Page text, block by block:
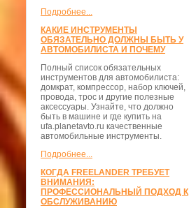
Подробнее...
КАКИЕ ИНСТРУМЕНТЫ
ОБЯЗАТЕЛЬНО ДОЛЖНЫ БЫТЬ У
АВТОМОБИЛИСТА И ПОЧЕМУ
Полный список обязательных
инструментов для автомобилиста:
домкрат, компрессор, набор ключей,
провода, трос и другие полезные
аксессуары. Узнайте, что должно
быть в машине и где купить на
ufa.planetavto.ru качественные
автомобильные инструменты.
Подробнее...
КОГДА FREELANDER ТРЕБУЕТ
ВНИМАНИЯ:
ПРОФЕССИОНАЛЬНЫЙ ПОДХОД К
ОБСЛУЖИВАНИЮ